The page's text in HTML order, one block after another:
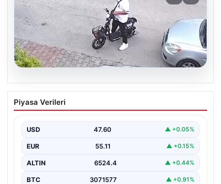
Bolu’da Vahşet: Yavru Kediye İşlenen
İğrenç Olay Kameralara Yansıdı
günlerde meydana gelen korkutucu olay, bölgedeki
sakinleri derinden sarstı. Elektrikli…
Piyasa Verileri
USD 47.60 ▲ +0.05%
EUR 55.11 ▲ +0.15%
ALTIN 6524.4 ▲ +0.44%
BTC 3071577 ▲ +0.91%